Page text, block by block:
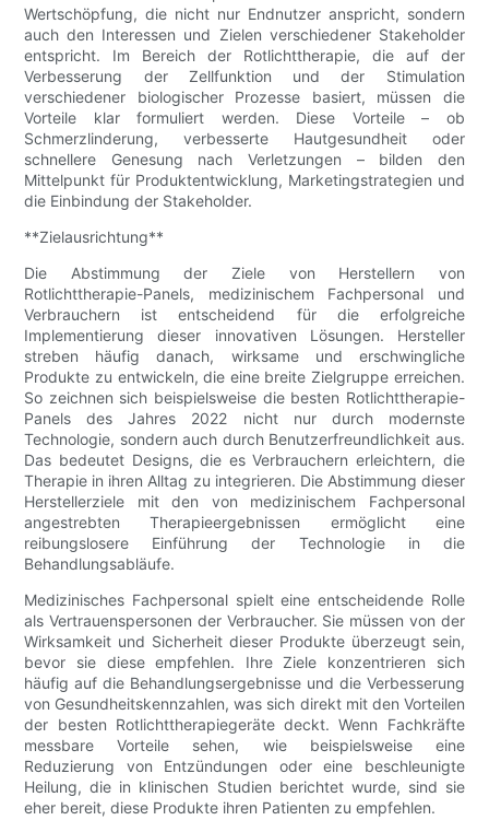
Wertschöpfung, die nicht nur Endnutzer anspricht, sondern
auch den Interessen und Zielen verschiedener Stakeholder
entspricht. Im Bereich der Rotlichttherapie, die auf der
Verbesserung der Zellfunktion und der Stimulation
verschiedener biologischer Prozesse basiert, müssen die
Vorteile klar formuliert werden. Diese Vorteile – ob
Schmerzlinderung, verbesserte Hautgesundheit oder
schnellere Genesung nach Verletzungen – bilden den
Mittelpunkt für Produktentwicklung, Marketingstrategien und
die Einbindung der Stakeholder.
**Zielausrichtung**
Die Abstimmung der Ziele von Herstellern von
Rotlichttherapie-Panels, medizinischem Fachpersonal und
Verbrauchern ist entscheidend für die erfolgreiche
Implementierung dieser innovativen Lösungen. Hersteller
streben häufig danach, wirksame und erschwingliche
Produkte zu entwickeln, die eine breite Zielgruppe erreichen.
So zeichnen sich beispielsweise die besten Rotlichttherapie-
Panels des Jahres 2022 nicht nur durch modernste
Technologie, sondern auch durch Benutzerfreundlichkeit aus.
Das bedeutet Designs, die es Verbrauchern erleichtern, die
Therapie in ihren Alltag zu integrieren. Die Abstimmung dieser
Herstellerziele mit den von medizinischem Fachpersonal
angestrebten Therapieergebnissen ermöglicht eine
reibungslosere Einführung der Technologie in die
Behandlungsabläufe.
Medizinisches Fachpersonal spielt eine entscheidende Rolle
als Vertrauenspersonen der Verbraucher. Sie müssen von der
Wirksamkeit und Sicherheit dieser Produkte überzeugt sein,
bevor sie diese empfehlen. Ihre Ziele konzentrieren sich
häufig auf die Behandlungsergebnisse und die Verbesserung
von Gesundheitskennzahlen, was sich direkt mit den Vorteilen
der besten Rotlichttherapiegeräte deckt. Wenn Fachkräfte
messbare Vorteile sehen, wie beispielsweise eine
Reduzierung von Entzündungen oder eine beschleunigte
Heilung, die in klinischen Studien berichtet wurde, sind sie
eher bereit, diese Produkte ihren Patienten zu empfehlen.